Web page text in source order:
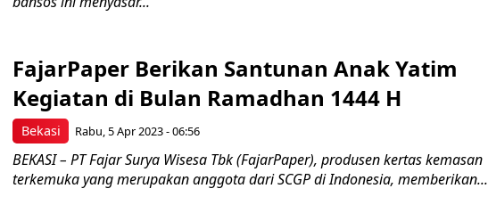
Bekasi
FajarPaper Berikan Santunan Anak Yatim
Kegiatan di Bulan Ramadhan 1444 H
Rabu, 5 Apr 2023 - 06:56
BEKASI – PT Fajar Surya Wisesa Tbk (FajarPaper), produsen kertas kemasan
terkemuka yang merupakan anggota dari SCGP di Indonesia, memberikan...